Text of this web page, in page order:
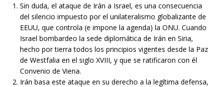
Sin duda, el ataque de Irán a Israel, es una consecuencia
del silencio impuesto por el unilateralismo globalizante de
EEUU, que controla (e impone la agenda) la ONU. Cuando
Israel bombardeo la sede diplomática de Irán en Siria,
hecho por tierra todos los principios vigentes desde la Paz
de Westfalia en el siglo XVIII, y que se ratificaron con él
Convenio de Viena.
Irán basa este ataque en su derecho a la legítima defensa,